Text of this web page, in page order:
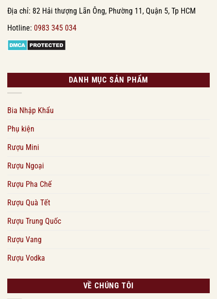
Địa chỉ: 82 Hải thượng Lãn Ông, Phường 11, Quận 5, Tp HCM
Hotline: 0983 345 034
DANH MỤC SẢN PHẨM
Bia Nhập Khẩu
Phụ kiện
Rượu Mini
Rượu Ngoại
Rượu Pha Chế
Rượu Quà Tết
Rượu Trung Quốc
Rượu Vang
Rượu Vodka
VỀ CHÚNG TÔI